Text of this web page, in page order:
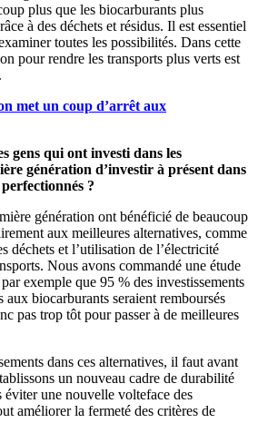
plus que les biocarburants plus
à des déchets et résidus. Il est essentiel
toutes les possibilités. Dans cette
pour rendre les transports plus verts est
met un coup d’arrêt aux
gens qui ont investi dans les
génération d’investir à présent dans
?
génération ont bénéficié de beaucoup
aux meilleures alternatives, comme
déchets et l’utilisation de l’électricité
Nous avons commandé une étude
exemple que 95 % des investissements
aux biocarburants seraient remboursés
pas trop tôt pour passer à de meilleures
dans ces alternatives, il faut avant
un nouveau cadre de durabilité
une nouvelle volteface des
améliorer la fermeté des critères de